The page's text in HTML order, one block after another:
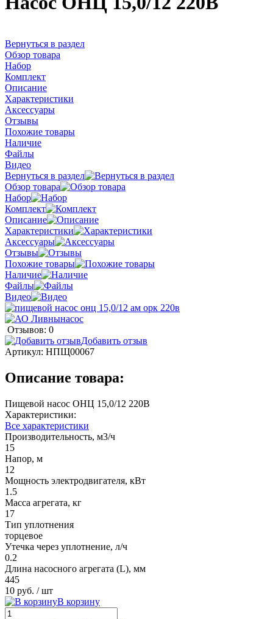
Вернуться в раздел
Обзор товара
Набор
Комплект
Описание
Характеристики
Аксессуары
Отзывы
Похожие товары
Наличие
Файлы
Видео
Вернуться в раздел
Обзор товара
Набор
Комплект
Описание
Характеристики
Аксессуары
Отзывы
Похожие товары
Наличие
Файлы
Видео
Отзывов: 0
Добавить отзыв
Артикул: НПЩ00067
Описание товара:
Пищевой насос ОНЦ 15,0/12 220В
Характеристики:
Все характеристики
Производительность, м3/ч
15
Напор, м
12
Мощность электродвигателя, кВт
1.5
Масса агрегата, кг
17
Тип уплотнения
торцевое
Утечка через уплотнение, л/ч
0.2
Длина насосного агрегата (L), мм
445
10 руб. / шт
В корзину